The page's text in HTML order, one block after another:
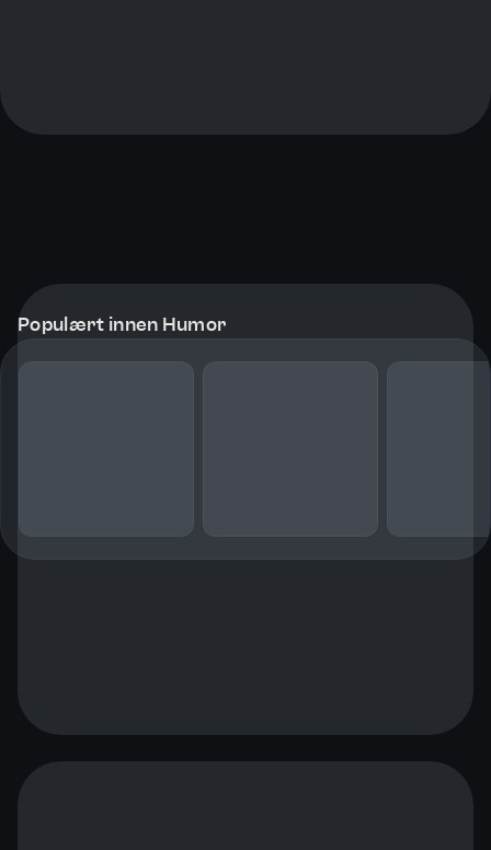
Populært innen Humor